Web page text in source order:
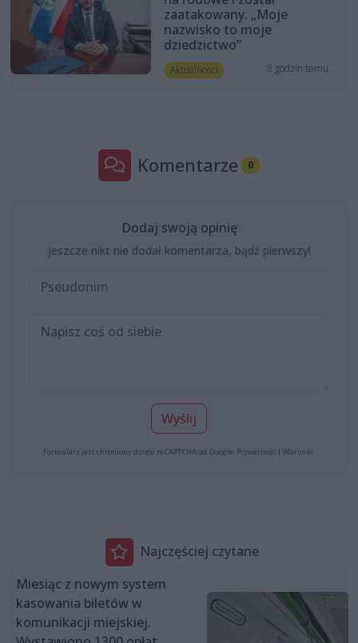
zaatakowany. „Moje
nazwisko to moje
dziedzictwo”
Aktualności 8 godzin temu
Komentarze 0
Dodaj swoją opinię
Jeszcze nikt nie dodał komentarza, bądź pierwszy!
Wyślij
Formularz jest chroniony dzięki reCAPTCHA od Google: Prywatność | Warunki
Najczęściej czytane
Miesiąc z nowym system
kasowania biletów w
komunikacji miejskiej.